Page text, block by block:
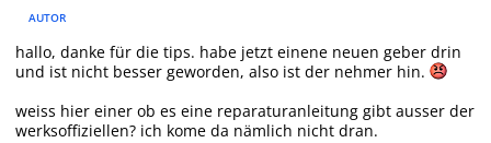
AUTOR
hallo, danke für die tips. habe jetzt einene neuen geber drin
und ist nicht besser geworden, also ist der nehmer hin.
weiss hier einer ob es eine reparaturanleitung gibt ausser der
werksoffiziellen? ich kome da nämlich nicht dran.